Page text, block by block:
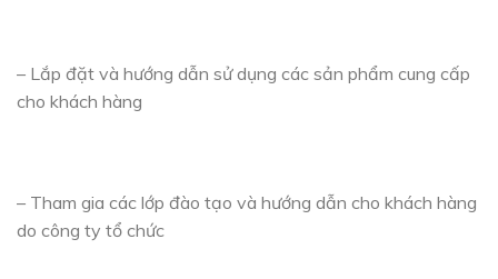
– Lắp đặt và hướng dẫn sử dụng các sản phẩm cung cấp
cho khách hàng
– Tham gia các lớp đào tạo và hướng dẫn cho khách hàng
do công ty tổ chức